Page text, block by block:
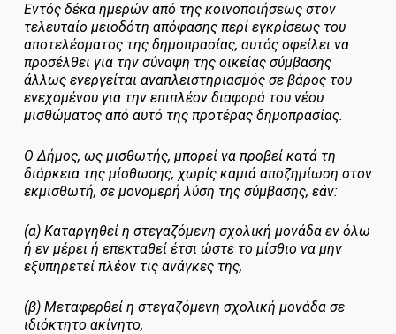
Εντός δέκα ημερών από της κοινοποιήσεως στον
τελευταίο μειοδότη απόφασης περί εγκρίσεως του
αποτελέσματος της δημοπρασίας, αυτός οφείλει να
προσέλθει για την σύναψη της οικείας σύμβασης
άλλως ενεργείται αναπλειστηριασμός σε βάρος του
ενεχομένου για την επιπλέον διαφορά του νέου
μισθώματος από αυτό της προτέρας δημοπρασίας.
Ο Δήμος, ως μισθωτής, μπορεί να προβεί κατά τη
διάρκεια της μίσθωσης, χωρίς καμιά αποζημίωση στον
εκμισθωτή, σε μονομερή λύση της σύμβασης, εάν:
(α) Καταργηθεί η στεγαζόμενη σχολική μονάδα εν όλω
ή εν μέρει ή επεκταθεί έτσι ώστε το μίσθιο να μην
εξυπηρετεί πλέον τις ανάγκες της,
(β) Μεταφερθεί η στεγαζόμενη σχολική μονάδα σε
ιδιόκτητο ακίνητο,